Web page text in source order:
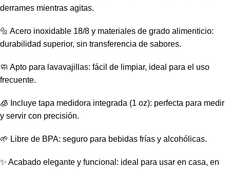
derrames mientras agitas.
🔩 Acero inoxidable 18/8 y materiales de grado alimenticio:
durabilidad superior, sin transferencia de sabores.
🧼 Apto para lavavajillas: fácil de limpiar, ideal para el uso
frecuente.
🧊 Incluye tapa medidora integrada (1 oz): perfecta para medir
y servir con precisión.
🌱 Libre de BPA: seguro para bebidas frías y alcohólicas.
✨ Acabado elegante y funcional: ideal para usar en casa, en